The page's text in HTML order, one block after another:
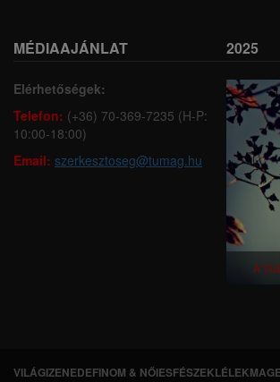
MÉDIAAJÁNLAT
Elérhetőségek:
Telefon: (+36) 70-369-7235 (H-P:
10:00-18:00)
Email: szerkesztoseg@tumag.hu
2025
A
VILÁGIZENEDEFINOM & NŐIESFÉSZEKLÉLEKMAG